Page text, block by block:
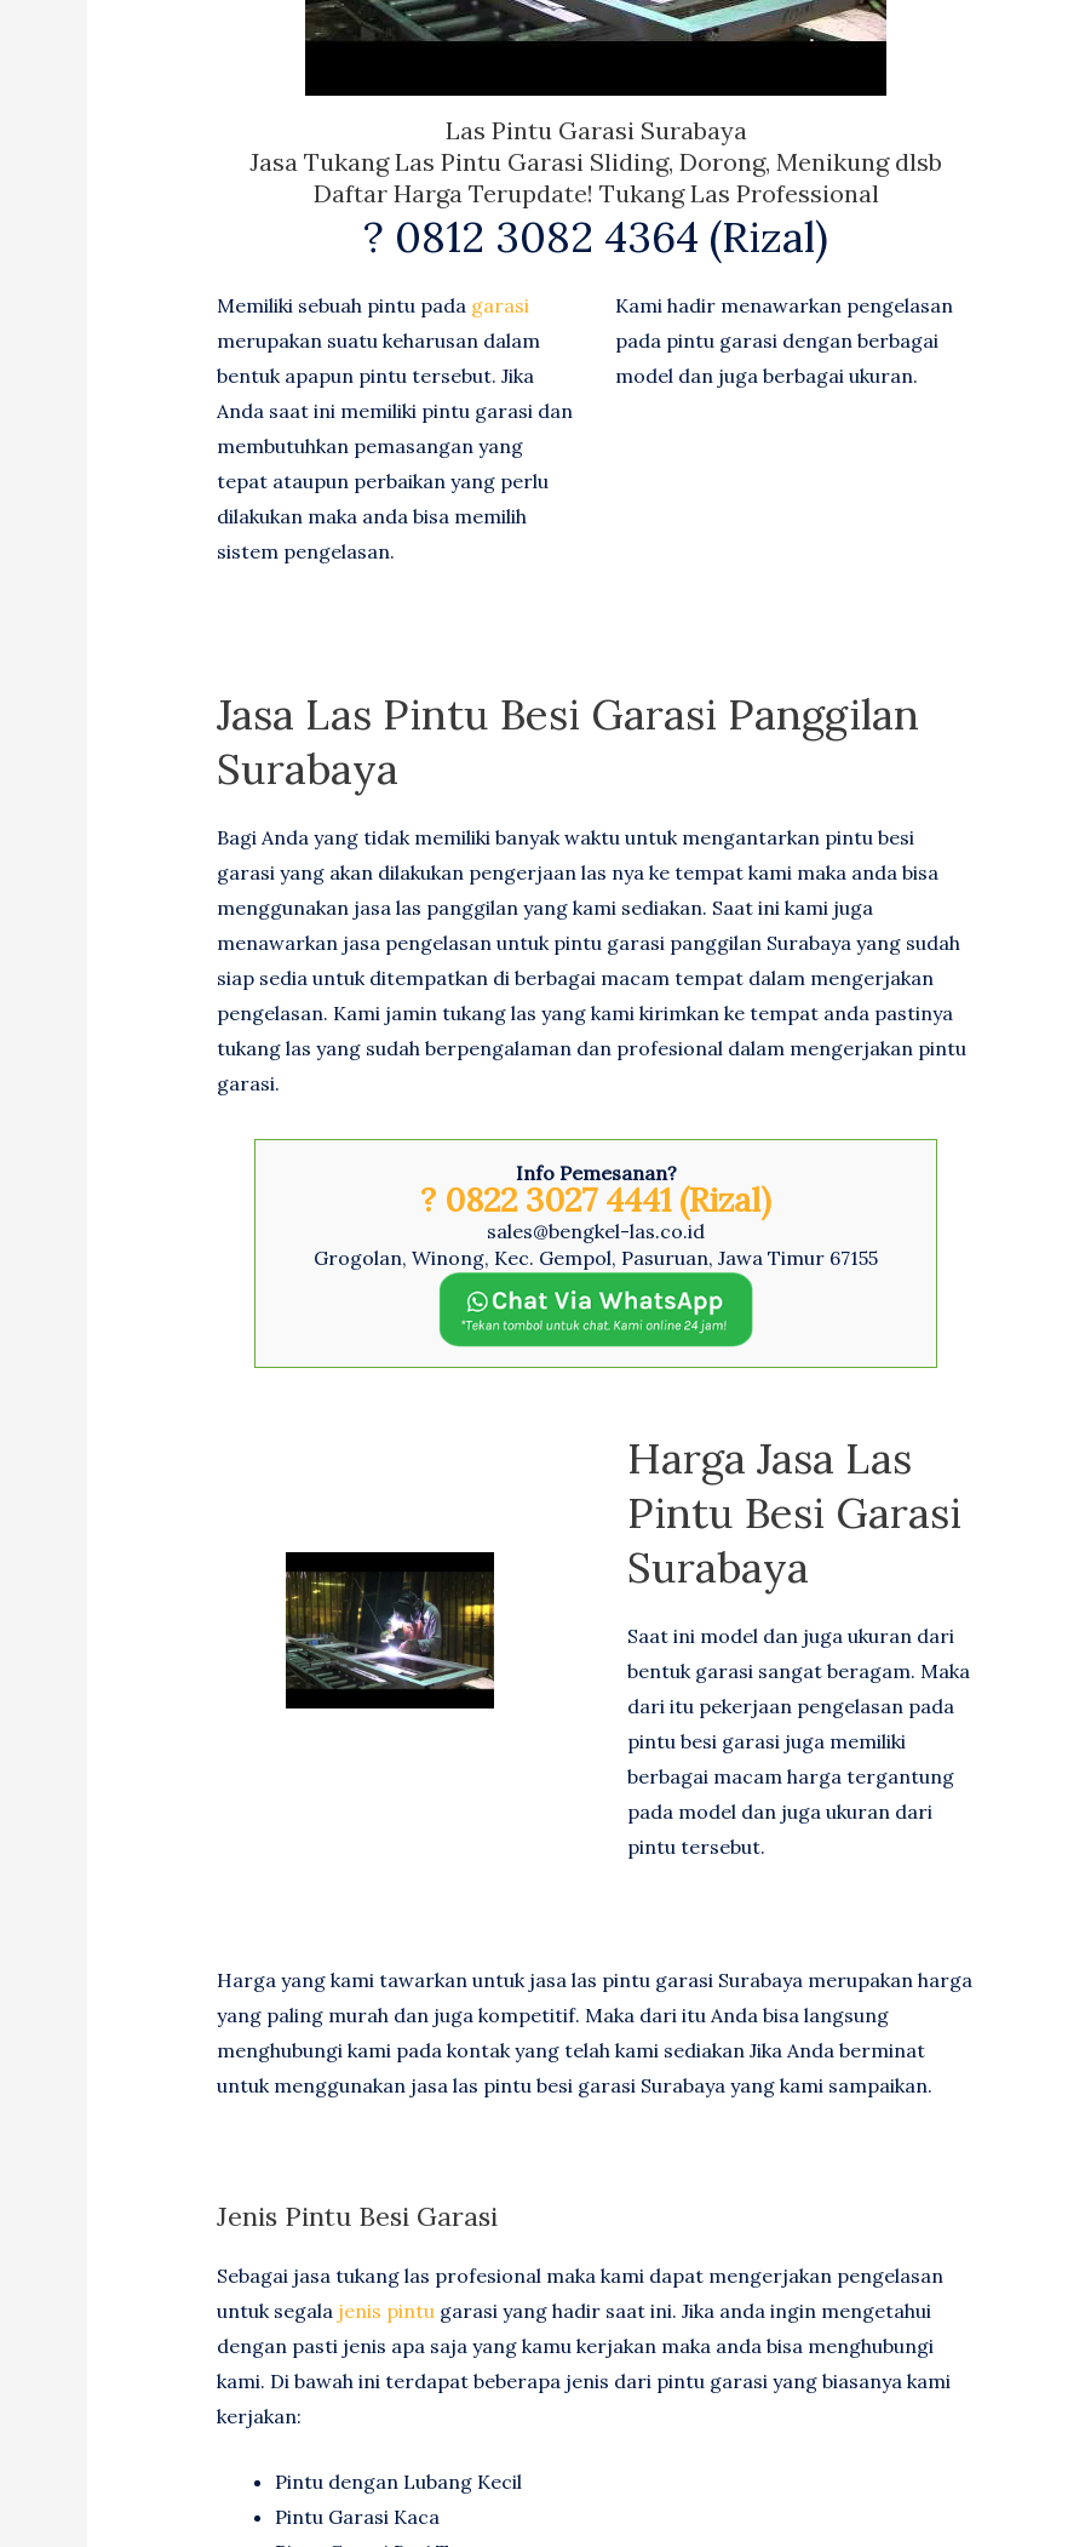
Las Pintu Garasi Surabaya
Jasa Tukang Las Pintu Garasi Sliding, Dorong, Menikung dlsb
Daftar Harga Terupdate! Tukang Las Professional
? 0812 3082 4364 (Rizal)
Memiliki sebuah pintu pada garasi
merupakan suatu keharusan dalam
bentuk apapun pintu tersebut. Jika
Anda saat ini memiliki pintu garasi dan
membutuhkan pemasangan yang
tepat ataupun perbaikan yang perlu
dilakukan maka anda bisa memilih
sistem pengelasan.
Kami hadir menawarkan pengelasan
pada pintu garasi dengan berbagai
model dan juga berbagai ukuran.
Jasa Las Pintu Besi Garasi Panggilan
Surabaya
Bagi Anda yang tidak memiliki banyak waktu untuk mengantarkan pintu besi
garasi yang akan dilakukan pengerjaan las nya ke tempat kami maka anda bisa
menggunakan jasa las panggilan yang kami sediakan. Saat ini kami juga
menawarkan jasa pengelasan untuk pintu garasi panggilan Surabaya yang sudah
siap sedia untuk ditempatkan di berbagai macam tempat dalam mengerjakan
pengelasan. Kami jamin tukang las yang kami kirimkan ke tempat anda pastinya
tukang las yang sudah berpengalaman dan profesional dalam mengerjakan pintu
garasi.
Info Pemesanan?
? 0822 3027 4441 (Rizal)
sales@bengkel-las.co.id
Grogolan, Winong, Kec. Gempol, Pasuruan, Jawa Timur 67155
Harga Jasa Las
Pintu Besi Garasi
Surabaya
Saat ini model dan juga ukuran dari
bentuk garasi sangat beragam. Maka
dari itu pekerjaan pengelasan pada
pintu besi garasi juga memiliki
berbagai macam harga tergantung
pada model dan juga ukuran dari
pintu tersebut.
Harga yang kami tawarkan untuk jasa las pintu garasi Surabaya merupakan harga
yang paling murah dan juga kompetitif. Maka dari itu Anda bisa langsung
menghubungi kami pada kontak yang telah kami sediakan Jika Anda berminat
untuk menggunakan jasa las pintu besi garasi Surabaya yang kami sampaikan.
Jenis Pintu Besi Garasi
Sebagai jasa tukang las profesional maka kami dapat mengerjakan pengelasan
untuk segala jenis pintu garasi yang hadir saat ini. Jika anda ingin mengetahui
dengan pasti jenis apa saja yang kamu kerjakan maka anda bisa menghubungi
kami. Di bawah ini terdapat beberapa jenis dari pintu garasi yang biasanya kami
kerjakan:
Pintu dengan Lubang Kecil
Pintu Garasi Kaca